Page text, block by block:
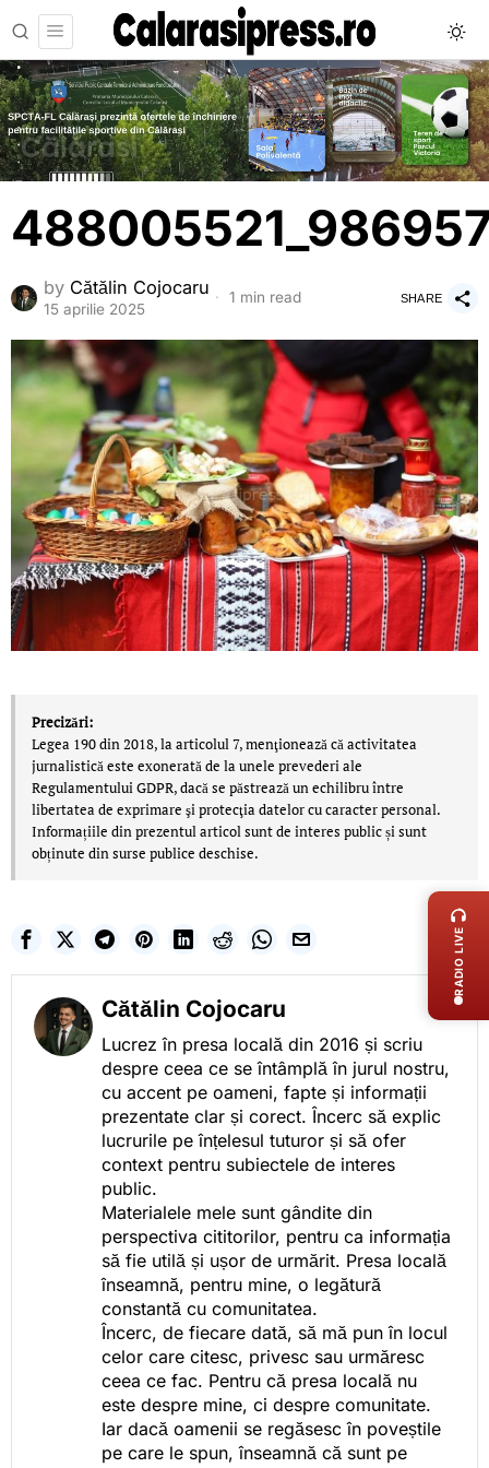
by Cătălin Cojocaru
15 aprilie 2025
1 min read SHARE
Precizări:
Legea 190 din 2018, la articolul 7, menţionează că activitatea
jurnalistică este exonerată de la unele prevederi ale
Regulamentului GDPR, dacă se păstrează un echilibru între
libertatea de exprimare şi protecţia datelor cu caracter personal.
Informațiile din prezentul articol sunt de interes public și sunt
obținute din surse publice deschise.
Cătălin Cojocaru
Lucrez în presa locală din 2016 și scriu
despre ceea ce se întâmplă în jurul nostru,
cu accent pe oameni, fapte și informații
prezentate clar și corect. Încerc să explic
lucrurile pe înțelesul tuturor și să ofer
context pentru subiectele de interes
public.
Materialele mele sunt gândite din
perspectiva cititorilor, pentru ca informația
să fie utilă și ușor de urmărit. Presa locală
înseamnă, pentru mine, o legătură
constantă cu comunitatea.
Încerc, de fiecare dată, să mă pun în locul
celor care citesc, privesc sau urmăresc
ceea ce fac. Pentru că presa locală nu
este despre mine, ci despre comunitate.
Iar dacă oamenii se regăsesc în poveștile
pe care le spun, înseamnă că sunt pe
RADIO LIVE